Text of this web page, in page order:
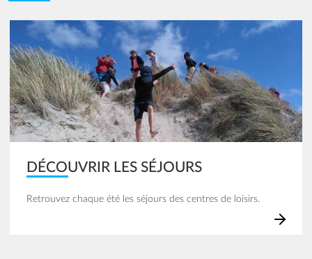
Image
DÉCOUVRIR LES SÉJOURS
Retrouvez chaque été les séjours des centres de loisirs.